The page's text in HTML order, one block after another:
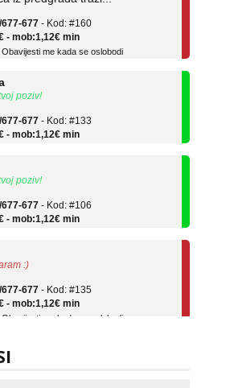
677-677
- Kod: #160
- mob:1,12€ min
Obavijesti me kada se oslobodi
poziv!
677-677
- mob:1,12€ min
poziv!
677-677
- mob:1,12€ min
:)
677
- mob:1,12€ min
Obavijesti me kada se oslobodi